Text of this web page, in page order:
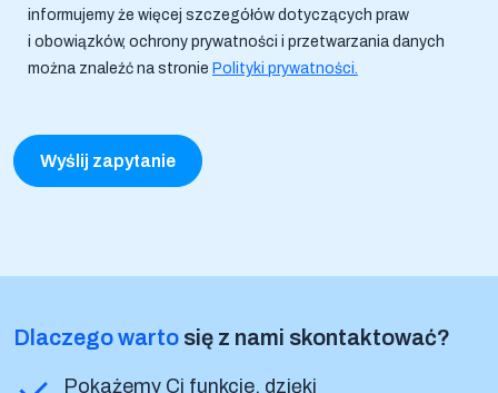
informujemy że więcej szczegółów dotyczących praw
i obowiązków, ochrony prywatności i przetwarzania danych
można znaleźć na stronie Polityki prywatności.
Dlaczego warto się z nami skontaktować?
Pokażemy Ci funkcje, dzięki